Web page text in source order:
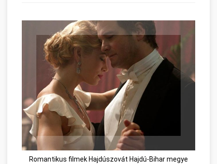
Romantikus filmek Hajdúszovát Hajdú-Bihar megye